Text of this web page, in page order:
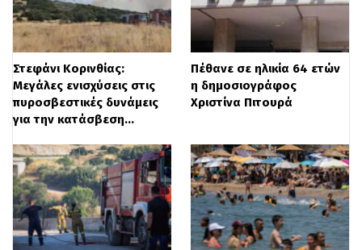
Στεφάνι Κορινθίας:
Μεγάλες ενισχύσεις στις
πυροσβεστικές δυνάμεις
για την κατάσβεση…
Πέθανε σε ηλικία 64 ετών
η δημοσιογράφος
Χριστίνα Πιτουρά